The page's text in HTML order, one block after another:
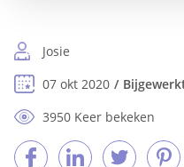
Josie
07 okt 2020
3950 Keer bekeken